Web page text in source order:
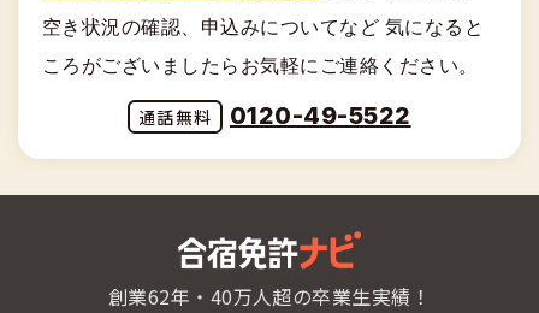
空き状況の確認、申込みについてなど 気になると
ころがございましたらお気軽にご連絡ください。
0120-49-5522
創業62年・40万人超の卒業生実績！